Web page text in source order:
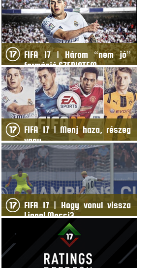
FIFA 17 | Három “nem jó”
formáció SZERINTEM
FIFA 17 | Menj haza, részeg
vagy…
FIFA 17 | Hogy vonul vissza
Lionel Messi?